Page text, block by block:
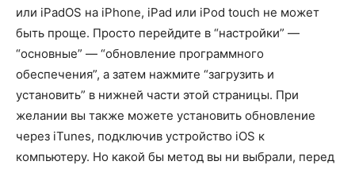
или iPadOS на iPhone, iPad или iPod touch не может
быть проще. Просто перейдите в “настройки” —
“основные” — “обновление программного
обеспечения”, а затем нажмите “загрузить и
установить” в нижней части этой страницы. При
желании вы также можете установить обновление
через iTunes, подключив устройство iOS к
компьютеру. Но какой бы метод вы ни выбрали, перед